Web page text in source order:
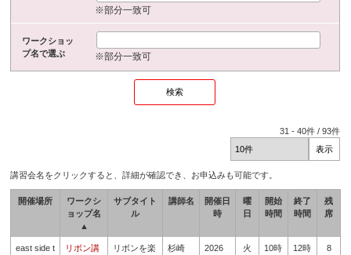
※部分一致可
ワークショッ
プ名で選ぶ
※部分一致可
31 -40件 /93件
講習会名をクリックすると、詳細が確認でき、お申込みも可能です。
開催場所
ワークシ
ョップ名
▲
サブタイト
ル
講師名
開催日
時
曜
日
開始
時間
終了
時間
残
席
east side t
リボン講
リボンを楽
杉崎
2026
火
10時
12時
8